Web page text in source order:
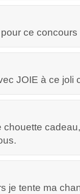
ce
JOIE à ce joli
chouette
je tente ma